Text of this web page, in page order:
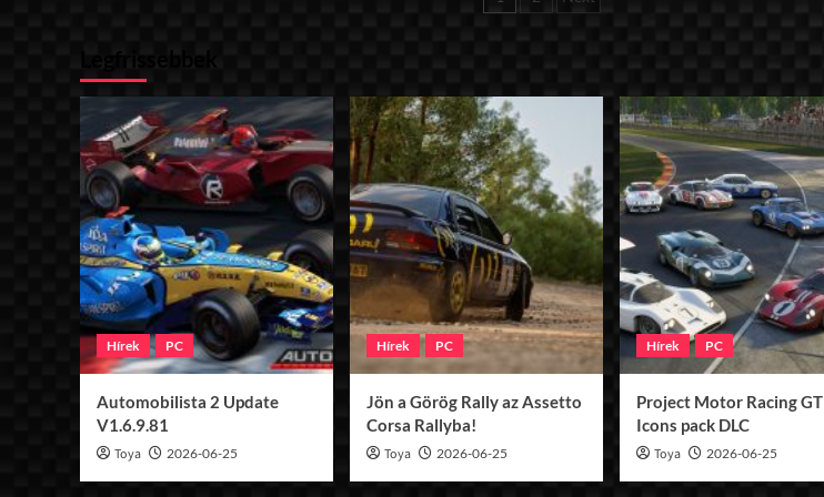
Hírek PC
Automobilista 2 Update
V1.6.9.81
Toya 2026-06-25
Hírek PC
Jön a Görög Rally az Assetto
Corsa Rallyba!
Toya 2026-06-25
Hírek PC
Project Motor Racing GT
Icons pack DLC
Toya 2026-06-25